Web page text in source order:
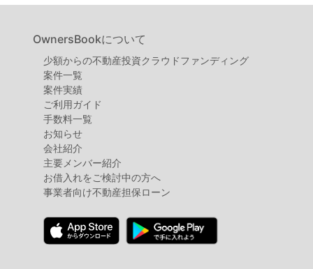
OwnersBookについて
少額からの不動産投資クラウドファンディング
案件⼀覧
案件実績
ご利用ガイド
手数料一覧
お知らせ
会社紹介
主要メンバー紹介
お借入れをご検討中の方へ
事業者向け不動産担保ローン